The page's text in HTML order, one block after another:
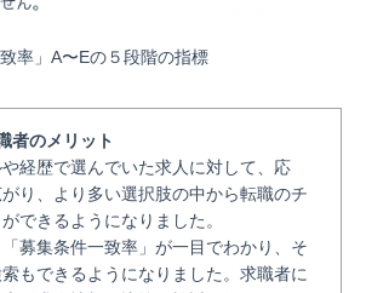
率」A〜Eの５段階の指標
者のメリット
や経歴で選んでいた求人に対して、応
り、より多い選択肢の中から転職のチ
できるようになりました。
「募集条件一致率」が一目でわかり、そ
もできるようになりました。求職者に